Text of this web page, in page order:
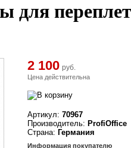
для
2 100 руб.
Цена действительна
Артикул: 70967
Производитель: ProfiOffice
Страна: Германия
Информация покупателю